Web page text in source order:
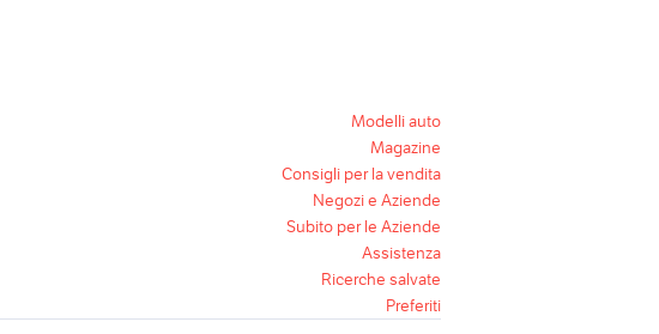
Modelli auto
Magazine
Consigli per la vendita
Negozi e Aziende
Subito per le Aziende
Assistenza
Ricerche salvate
Preferiti